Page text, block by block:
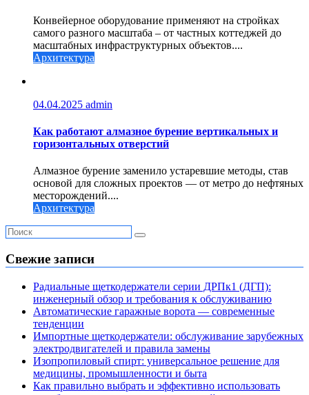
Конвейерное оборудование применяют на стройках
самого разного масштаба – от частных коттеджей до
масштабных инфраструктурных объектов....
Архитектура
04.04.2025 admin
Как работают алмазное бурение вертикальных и
горизонтальных отверстий
Алмазное бурение заменило устаревшие методы, став
основой для сложных проектов — от метро до нефтяных
месторождений....
Архитектура
Свежие записи
Радиальные щеткодержатели серии ДРПк1 (ДГП):
инженерный обзор и требования к обслуживанию
Автоматические гаражные ворота — современные
тенденции
Импортные щеткодержатели: обслуживание зарубежных
электродвигателей и правила замены
Изопропиловый спирт: универсальное решение для
медицины, промышленности и быта
Как правильно выбрать и эффективно использовать